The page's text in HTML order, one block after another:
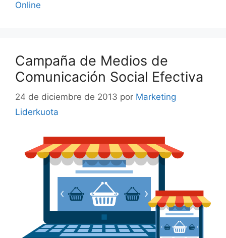
Online
Campaña de Medios de
Comunicación Social Efectiva
24 de diciembre de 2013 por Marketing
Liderkuota